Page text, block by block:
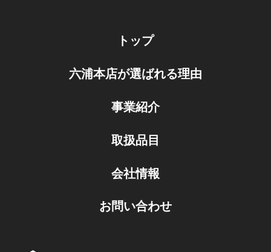
トップ
六浦本店が選ばれる理由
事業紹介
取扱品目
会社情報
お問い合わせ